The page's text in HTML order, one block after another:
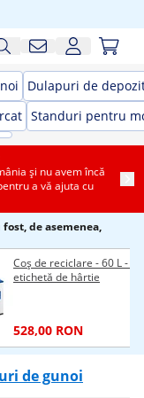
Dulapuri de
Standuri pentru
și nu avem încă
a vă ajuta cu
de asemenea,
Coș de reciclare - 60 L -
etichetă de hârtie
528,00 RON
de gunoi